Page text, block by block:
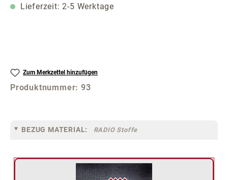
Lieferzeit: 2-5 Werktage
Zum Merkzettel hinzufügen
Produktnummer:93
BEZUG MATERIAL: RADIO Stoffe